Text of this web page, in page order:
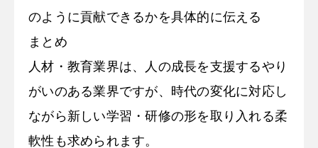
のように貢献できるかを具体的に伝える
まとめ
人材・教育業界は、人の成長を支援するやり
がいのある業界ですが、時代の変化に対応し
ながら新しい学習・研修の形を取り入れる柔
軟性も求められます。